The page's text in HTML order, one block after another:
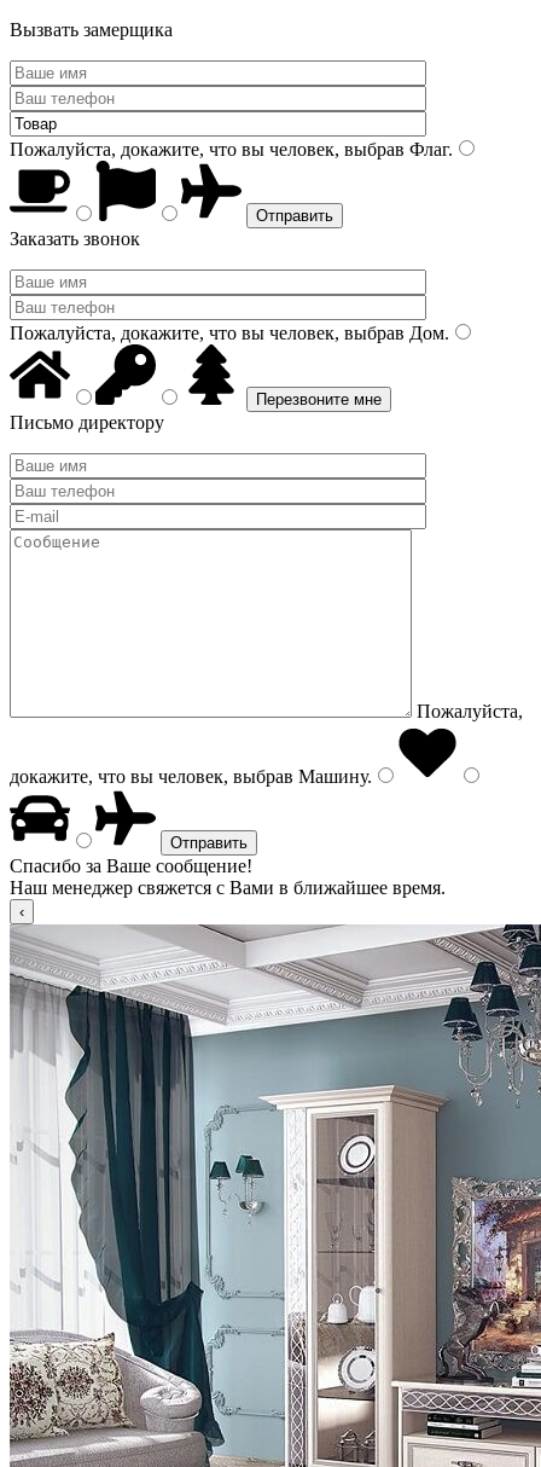
Вызвать замерщика
Пожалуйста, докажите, что вы человек, выбрав Флаг.
Заказать звонок
Пожалуйста, докажите, что вы человек, выбрав Дом.
Письмо директору
Пожалуйста,
докажите, что вы человек, выбрав Машину.
Спасибо за Ваше сообщение!
Наш менеджер свяжется с Вами в ближайшее время.